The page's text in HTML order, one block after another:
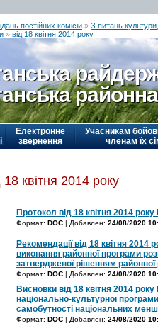
постійних комісій » З питань
» від 18 квітня 2014 року
Електронне
звернення
Учасникам
членам їх
18 квітня 2014 року
Протокол від 18 квітня 2014
Формат: DOC | Добавлен: 24/08/2020
Рекомендації від 18 квітня 2014
виконання районної програми
затвердженої рішенням
Формат: DOC | Добавлен: 24/08/2020
Висновки від 18 квітня 2014
національно-культурної
самобутності національних
Формат: DOC | Добавлен: 24/08/2020